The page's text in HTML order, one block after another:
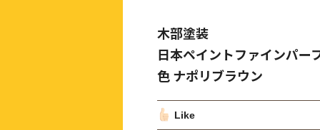
木部塗装
日本ペイントファインパー
色 ナポリブラウン
Like